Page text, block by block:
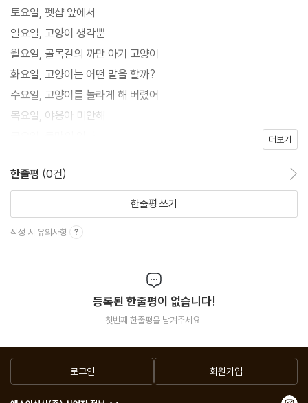
토요일, 펫샵 앞에서
일요일, 고양이 생각뿐
월요일, 골목길의 까만 아기 고양이
화요일, 고양이는 어떤 말을 할까?
수요일, 고양이를 놀라게 해 버렸어
목요일, 야옹아 미안해
더보기
한줄평 (0건)
한줄평 쓰기
작성 시 유의사항
등록된 한줄평이 없습니다!
첫번째 한줄평을 남겨주세요.
로그인 회원가입